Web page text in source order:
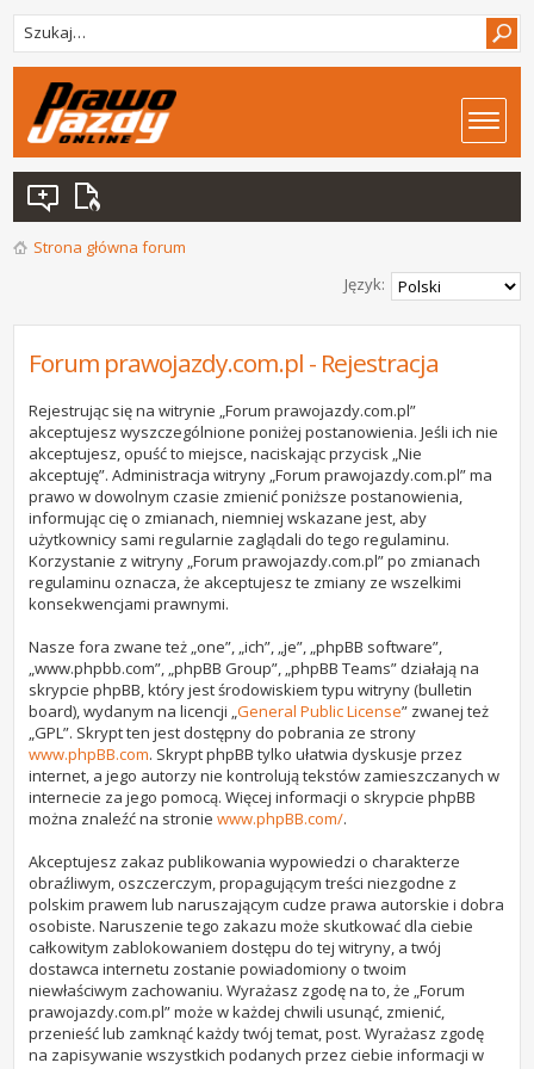
Strona główna forum
Język:
Forum prawojazdy.com.pl - Rejestracja
Rejestrując się na witrynie „Forum prawojazdy.com.pl”
akceptujesz wyszczególnione poniżej postanowienia. Jeśli ich nie
akceptujesz, opuść to miejsce, naciskając przycisk „Nie
akceptuję”. Administracja witryny „Forum prawojazdy.com.pl” ma
prawo w dowolnym czasie zmienić poniższe postanowienia,
informując cię o zmianach, niemniej wskazane jest, aby
użytkownicy sami regularnie zaglądali do tego regulaminu.
Korzystanie z witryny „Forum prawojazdy.com.pl” po zmianach
regulaminu oznacza, że akceptujesz te zmiany ze wszelkimi
konsekwencjami prawnymi.
Nasze fora zwane też „one”, „ich”, „je”, „phpBB software”,
„www.phpbb.com”, „phpBB Group”, „phpBB Teams” działają na
skrypcie phpBB, który jest środowiskiem typu witryny (bulletin
board), wydanym na licencji „General Public License” zwanej też
„GPL”. Skrypt ten jest dostępny do pobrania ze strony
www.phpBB.com. Skrypt phpBB tylko ułatwia dyskusje przez
internet, a jego autorzy nie kontrolują tekstów zamieszczanych w
internecie za jego pomocą. Więcej informacji o skrypcie phpBB
można znaleźć na stroniewww.phpBB.com/.
Akceptujesz zakaz publikowania wypowiedzi o charakterze
obraźliwym, oszczerczym, propagującym treści niezgodne z
polskim prawem lub naruszającym cudze prawa autorskie i dobra
osobiste. Naruszenie tego zakazu może skutkować dla ciebie
całkowitym zablokowaniem dostępu do tej witryny, a twój
dostawca internetu zostanie powiadomiony o twoim
niewłaściwym zachowaniu. Wyrażasz zgodę na to, że „Forum
prawojazdy.com.pl” może w każdej chwili usunąć, zmienić,
przenieść lub zamknąć każdy twój temat, post. Wyrażasz zgodę
na zapisywanie wszystkich podanych przez ciebie informacji w